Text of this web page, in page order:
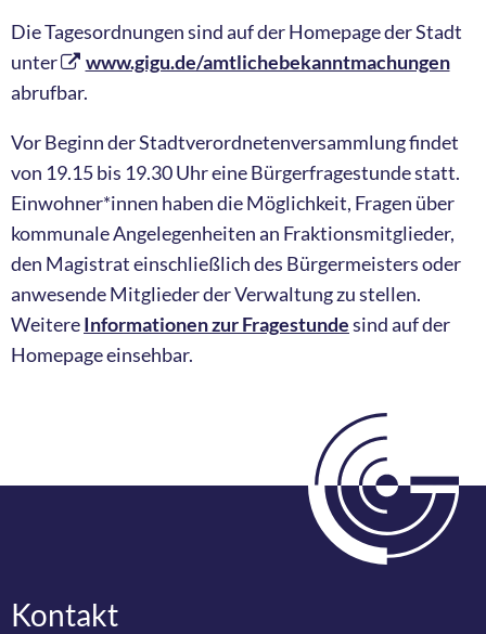
Die Tagesordnungen sind auf der Homepage der Stadt
unter
www.gigu.de/amtlichebekanntmachungen
abrufbar.
Vor Beginn der Stadtverordnetenversammlung findet
von 19.15 bis 19.30 Uhr eine Bürgerfragestunde statt.
Einwohner*innen haben die Möglichkeit, Fragen über
kommunale Angelegenheiten an Fraktionsmitglieder,
den Magistrat einschließlich des Bürgermeisters oder
anwesende Mitglieder der Verwaltung zu stellen.
WeitereInformationen zur Fragestundesind auf der
Homepage einsehbar.
Kontakt